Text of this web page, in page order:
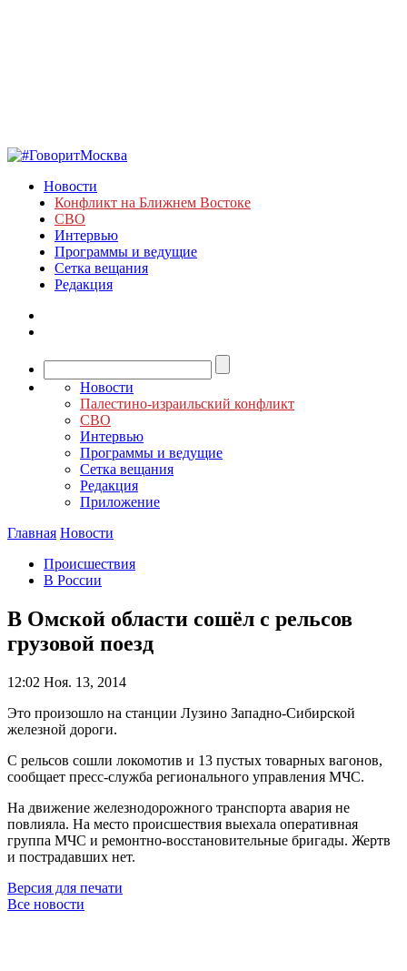
Новости
Конфликт на Ближнем Востоке
СВО
Интервью
Программы и ведущие
Сетка вещания
Редакция
Новости
Палестино-израильский конфликт
СВО
Интервью
Программы и ведущие
Сетка вещания
Редакция
Приложение
Главная Новости
Происшествия
В России
В Омской области сошёл с рельсов
грузовой поезд
12:02 Ноя. 13, 2014
Это произошло на станции Лузино Западно-Сибирской
железной дороги.
С рельсов сошли локомотив и 13 пустых товарных вагонов,
сообщает пресс-служба регионального управления МЧС.
На движение железнодорожного транспорта авария не
повлияла. На место происшествия выехала оперативная
группа МЧС и ремонтно-восстановительные бригады. Жертв
и пострадавших нет.
Версия для печати
Все новости